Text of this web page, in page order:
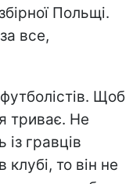
Польщі.
все,
Щоб
триває. Не
гравців
то він не